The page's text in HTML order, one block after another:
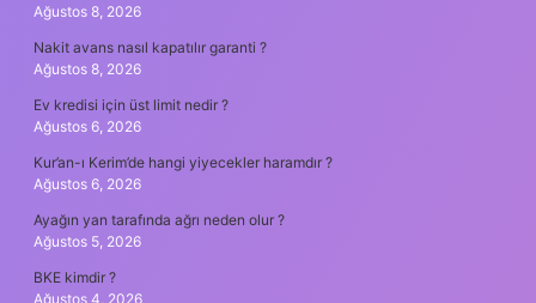
Ağustos 8, 2026
Nakit avans nasıl kapatılır garanti ?
Ağustos 8, 2026
Ev kredisi için üst limit nedir ?
Ağustos 6, 2026
Kur’an-ı Kerim’de hangi yiyecekler haramdır ?
Ağustos 6, 2026
Ayağın yan tarafında ağrı neden olur ?
Ağustos 5, 2026
BKE kimdir ?
Ağustos 4, 2026